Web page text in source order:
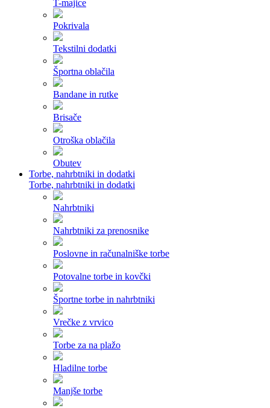
T-majice
Pokrivala
Tekstilni dodatki
Športna oblačila
Bandane in rutke
Brisače
Otroška oblačila
Obutev
Torbe, nahrbtniki in dodatki
Torbe, nahrbtniki in dodatki
Nahrbtniki
Nahrbtniki za prenosnike
Poslovne in računalniške torbe
Potovalne torbe in kovčki
Športne torbe in nahrbtniki
Vrečke z vrvico
Torbe za na plažo
Hladilne torbe
Manjše torbe